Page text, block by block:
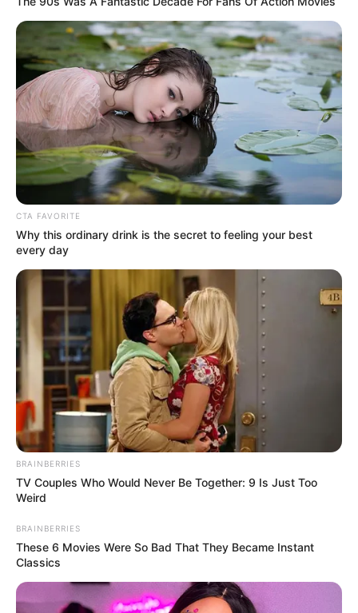
CTA FAVORITE
Why this ordinary drink is the secret to feeling your best
every day
BRAINBERRIES
TV Couples Who Would Never Be Together: 9 Is Just Too
Weird
BRAINBERRIES
These 6 Movies Were So Bad That They Became Instant
Classics